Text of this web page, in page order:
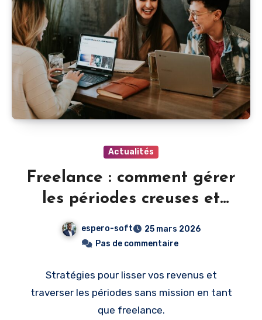
Actualités
Freelance : comment gérer
les périodes creuses et
maintenir ses revenus
espero-soft
25 mars 2026
Pas de commentaire
Stratégies pour lisser vos revenus et
traverser les périodes sans mission en tant
que freelance.